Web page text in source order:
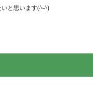
と思います(^-^)